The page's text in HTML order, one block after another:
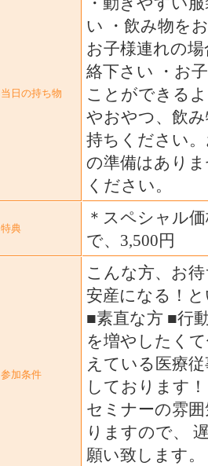
当日の持ち物
い ・飲み物を
お子様連れの
絡下さい ・お
ことができる
やおやつ、飲
持ちください
の準備はあり
ください。
特典
＊スペシャル
で、3,500円
参加条件
こんな方、お
安産になる！
■素直な方 ■行
を増やしたく
えている医療
しております！
セミナーの雰
りますので、
願い致します